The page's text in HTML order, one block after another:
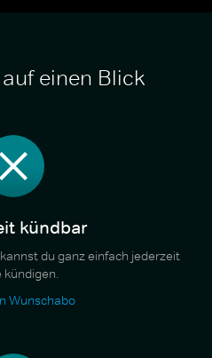
einen Blick
kündbar
du ganz einfach jederzeit
kündigen.
Wunschabo